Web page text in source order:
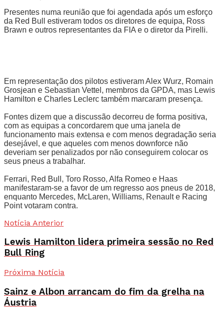
Presentes numa reunião que foi agendada após um esforço
da Red Bull estiveram todos os diretores de equipa, Ross
Brawn e outros representantes da FIA e o diretor da Pirelli.
Em representação dos pilotos estiveram Alex Wurz, Romain
Grosjean e Sebastian Vettel, membros da GPDA, mas Lewis
Hamilton e Charles Leclerc também marcaram presença.
Fontes dizem que a discussão decorreu de forma positiva,
com as equipas a concordarem que uma janela de
funcionamento mais extensa e com menos degradação seria
desejável, e que aqueles com menos downforce não
deveriam ser penalizados por não conseguirem colocar os
seus pneus a trabalhar.
Ferrari, Red Bull, Toro Rosso, Alfa Romeo e Haas
manifestaram-se a favor de um regresso aos pneus de 2018,
enquanto Mercedes, McLaren, Williams, Renault e Racing
Point votaram contra.
Notícia Anterior
Lewis Hamilton lidera primeira sessão no Red
Bull Ring
Próxima Notícia
Sainz e Albon arrancam do fim da grelha na
Áustria